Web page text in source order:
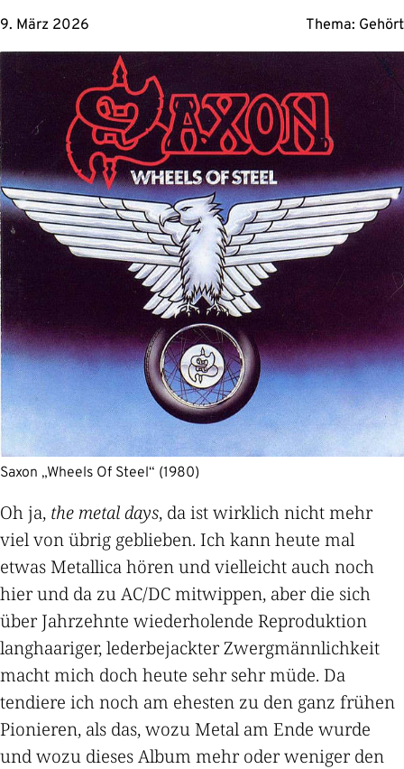
9. März 2026 Thema: Gehört
Saxon „Wheels Of Steel“ (1980)
Oh ja, the metal days, da ist wirklich nicht mehr
viel von übrig geblieben. Ich kann heute mal
etwas Metallica hören und vielleicht auch noch
hier und da zu AC/DC mitwippen, aber die sich
über Jahrzehnte wiederholende Reproduktion
langhaariger, lederbejackter Zwergmännlichkeit
macht mich doch heute sehr sehr müde. Da
tendiere ich noch am ehesten zu den ganz frühen
Pionieren, als das, wozu Metal am Ende wurde
und wozu dieses Album mehr oder weniger den